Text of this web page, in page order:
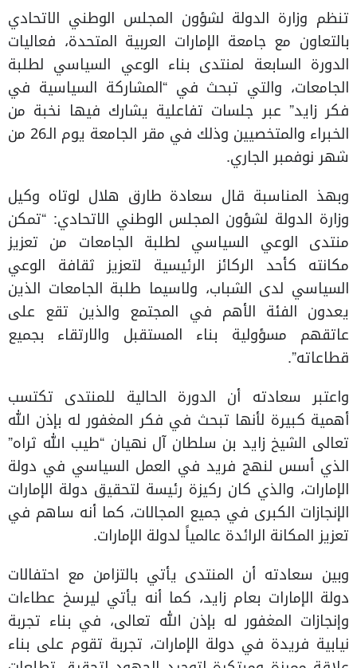
تنظم وزارة الدولة لشؤون المجلس الوطني الاتحادي
بالتعاون مع جامعة الإمارات العربية المتحدة، فعاليات
الدورة السابعة لمنتدى بناء الوعي السياسي لطلبة
الجامعات، والتي تبحث في “المشاركة السياسية في
فكر زايد” عبر جلسات تفاعلية يشارك فيها نخبة من
الخبراء والمتخصيين وذلك في مقر الجامعة يوم الـ26 من
شهر نوفمبر الجاري.
وبهذ المناسبة قال سعادة طارق هلال لوتاه وكيل
وزارة الدولة لشؤون المجلس الوطني الاتحادي: “تمكن
منتدى الوعي السياسي لطلبة الجامعات من تعزيز
مكانته كأحد الركائز الرئيسية لتعزيز ثقافة الوعي
السياسي لدى الشباب، ولاسيما طلبة الجامعات الذين
يعدون الفئة الأهم في المجتمع والذين تقع على
عاتقهم مسؤولية بناء المستقبل والارتقاء بجميع
قطاعاته”.
واعتبر سعادته أن الدورة الحالية للمنتدى تكتسب
أهمية كبيرة لأنها تبحث في فكر المغفور له بإذن الله
تعالى الشيخ زايد بن سلطان آل نهيان “طيب الله ثراه”
الذي أسس لنهج فريد في العمل السياسي في دولة
الإمارات، والذي كان ركيزة رئيسة لتحقيق دولة الإمارات
الإنجازات الكبرى في جميع المجالات، كما أنه ساهم في
تعزيز المكانة الرائدة عالمياً لدولة الإمارات.
وبين سعادته أن المنتدى يأتي بالتزامن مع احتفالات
دولة الإمارات بعام زايد، كما أنه يأتي ليرسخ عطاءات
وإنجازات المغفور له بإذن الله تعالى، في بناء تجربة
نيابية فريدة في دولة الإمارات، تجربة تقوم على بناء